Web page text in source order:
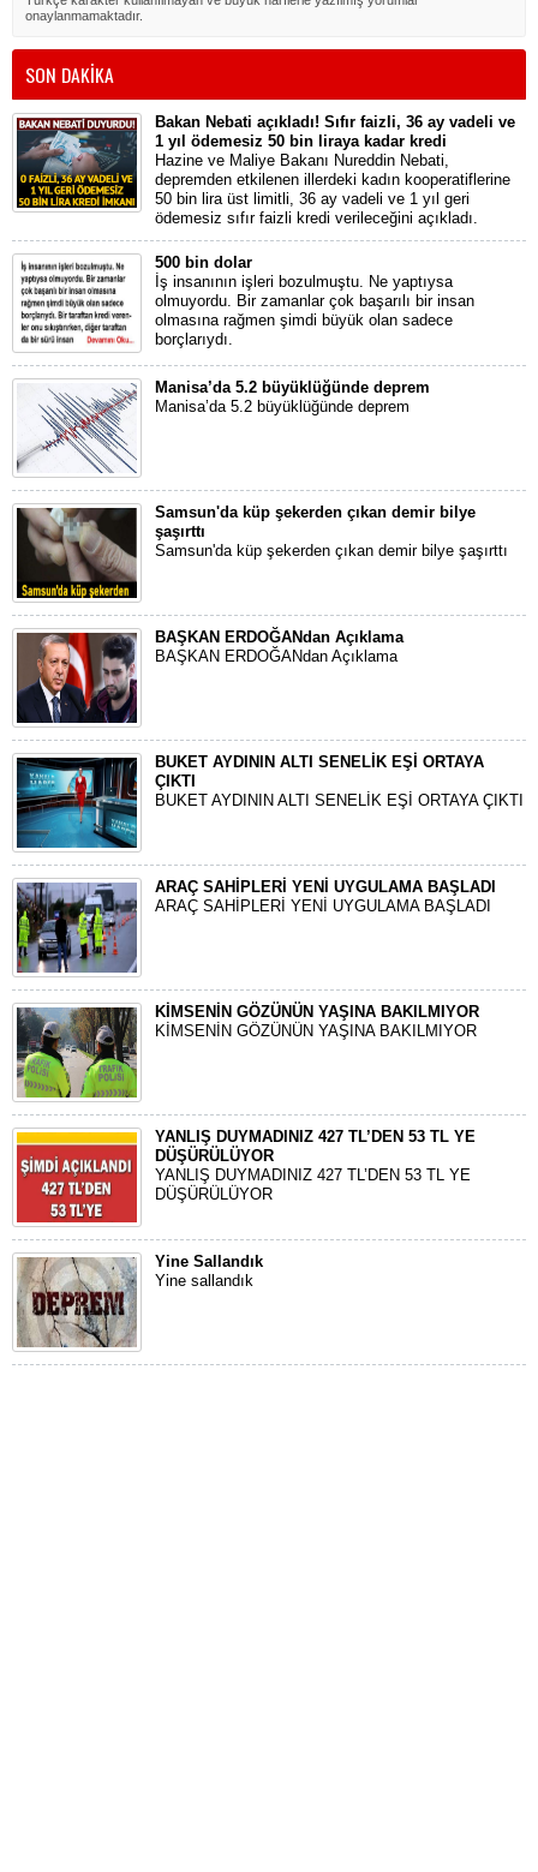
onaylanmamaktadır.
SON DAKİKA
Bakan Nebati açıkladı! Sıfır faizli, 36 ay vadeli ve
1 yıl ödemesiz 50 bin liraya kadar kredi
Hazine ve Maliye Bakanı Nureddin Nebati,
depremden etkilenen illerdeki kadın kooperatiflerine
50 bin lira üst limitli, 36 ay vadeli ve 1 yıl geri
ödemesiz sıfır faizli kredi verileceğini açıkladı.
500 bin dolar
İş insanının işleri bozulmuştu. Ne yaptıysa
olmuyordu. Bir zamanlar çok başarılı bir insan
olmasına rağmen şimdi büyük olan sadece
borçlarıydı.
Manisa’da 5.2 büyüklüğünde deprem
Manisa’da 5.2 büyüklüğünde deprem
Samsun'da küp şekerden çıkan demir bilye
şaşırttı
Samsun'da küp şekerden çıkan demir bilye şaşırttı
BAŞKAN ERDOĞANdan Açıklama
BAŞKAN ERDOĞANdan Açıklama
BUKET AYDININ ALTI SENELİK EŞİ ORTAYA
ÇIKTI
BUKET AYDININ ALTI SENELİK EŞİ ORTAYA ÇIKTI
ARAÇ SAHİPLERİ YENİ UYGULAMA BAŞLADI
ARAÇ SAHİPLERİ YENİ UYGULAMA BAŞLADI
KİMSENİN GÖZÜNÜN YAŞINA BAKILMIYOR
KİMSENİN GÖZÜNÜN YAŞINA BAKILMIYOR
YANLIŞ DUYMADINIZ 427 TL’DEN 53 TL YE
DÜŞÜRÜLÜYOR
YANLIŞ DUYMADINIZ 427 TL’DEN 53 TL YE
DÜŞÜRÜLÜYOR
Yine Sallandık
Yine sallandık